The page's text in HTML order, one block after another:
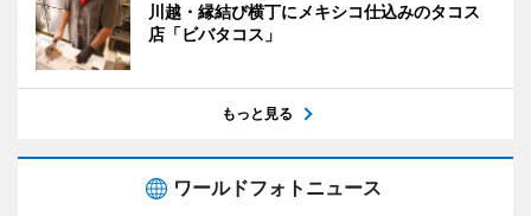
川越・縁結び横丁にメキシコ仕込みのタコス
店「ビバタコス」
もっと見る
ワールドフォトニュース